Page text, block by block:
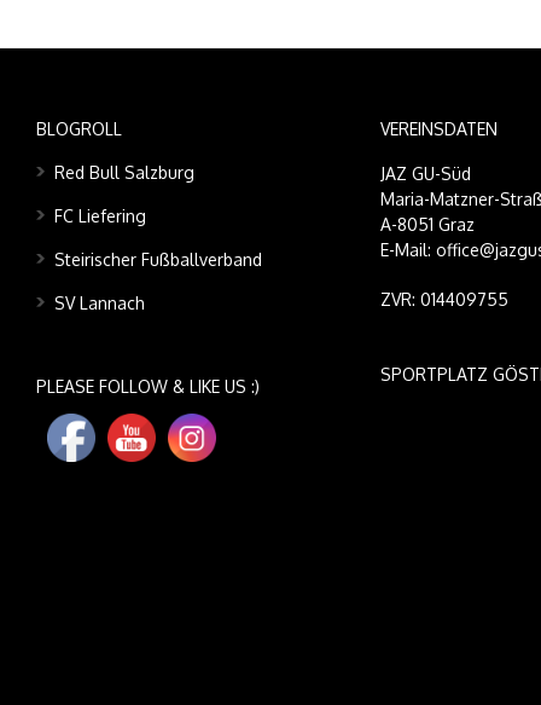
BLOGROLL
Red Bull Salzburg
FC Liefering
Steirischer Fußballverband
SV Lannach
PLEASE FOLLOW & LIKE US :)
VEREINSDATEN
JAZ GU-Süd
Maria-Matzner-
A-8051 Graz
E-Mail:
ZVR: 014409755
SPORTPLATZ